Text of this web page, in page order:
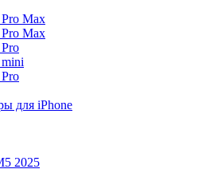
Max
Max
для iPhone
2025